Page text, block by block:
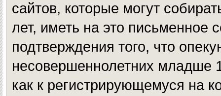
сайтов, которые могут
лет, иметь на это письменное
подтверждения того, что
несовершеннолетних младше
как к регистрирующемуся на